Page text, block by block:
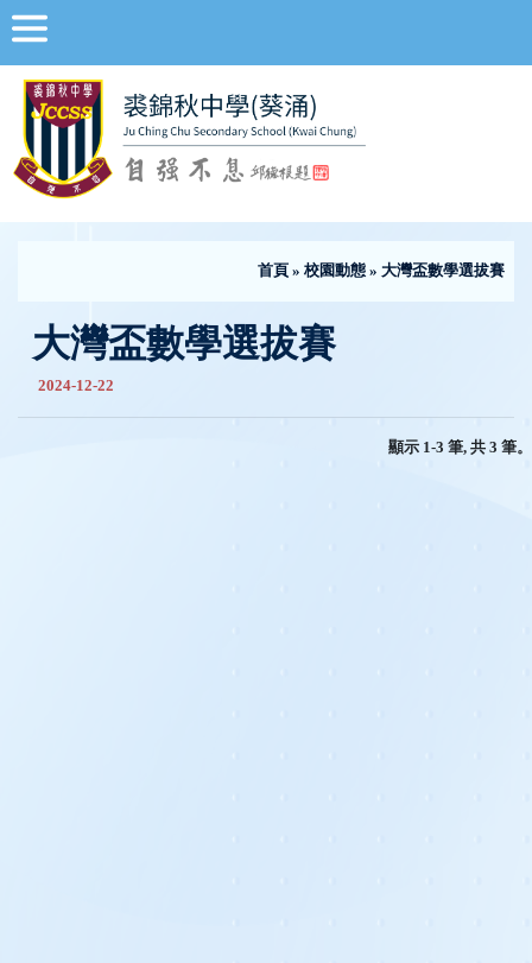
首頁 » 校園動態 » 大灣盃數學選拔賽
大灣盃數學選拔賽
2024-12-22
顯示 1-3 筆, 共 3 筆。